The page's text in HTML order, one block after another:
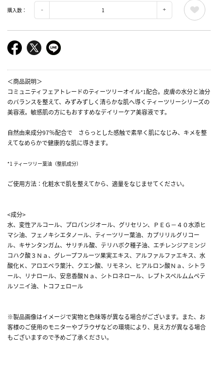
購入数：
＜商品説明＞
コミュニティフェアトレードのティーツリーオイル*1配合。皮膚の水分と油分
のバランスを整えて、みずみずしく清らかな肌へ導くティーツリーシリーズの
美容液。敏感肌の方にもおすすめなデイリーケア美容液です。
自然由来成分97％配合で さらっとした感触で素早く肌になじみ、キメを整
えてなめらかで健康的な肌に導きます。
*1 ティーツリー葉油（整肌成分）
ご使用方法：化粧水で肌を整えてから、適量をなじませてください。
<成分>
水、変性アルコール、プロパンジオール、グリセリン、ＰＥＧ－４０水添ヒ
マシ油、フェノキシエタノール、ティーツリー葉油、カプリリルグリコー
ル、キサンタンガム、サリチル酸、テリハボク種子油、エチレンジアミンジ
コハク酸３Ｎａ、グレープフルーツ果実エキス、アルファルファエキス、水
酸化Ｋ、アロエベラ葉汁、クエン酸、リモネン、ヒアルロン酸Ｎａ、シトラ
ール、リナロール、安息香酸Ｎａ、シトロネロール、レプトスペルムムペテ
ルソニイ油、トコフェロール
※製品画像はイメージで実物と色味等が異なる場合がございます。また、お
客様のご使用のモニターやブラウザなどの環境により、見え方が異なる場合
もございますので予めご了承ください。